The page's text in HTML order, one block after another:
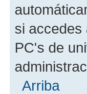
si accedes
PC's de
Arriba